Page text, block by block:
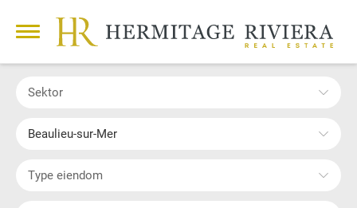
Sektor
Beaulieu-sur-Mer
Type eiendom